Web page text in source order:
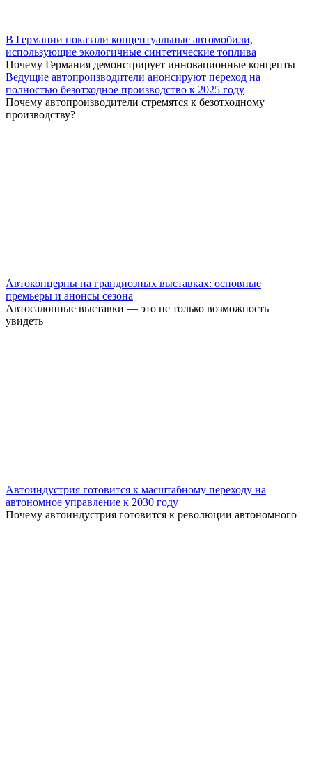
В Германии показали концептуальные автомобили,
использующие экологичные синтетические топлива
Почему Германия демонстрирует инновационные концепты
Ведущие автопроизводители анонсируют переход на
полностью безотходное производство к 2025 году
Почему автопроизводители стремятся к безотходному
производству?
Автоконцерны на грандиозных выставках: основные
премьеры и анонсы сезона
Автосалонные выставки — это не только возможность
увидеть
Автоиндустрия готовится к масштабному переходу на
автономное управление к 2030 году
Почему автоиндустрия готовится к революции автономного